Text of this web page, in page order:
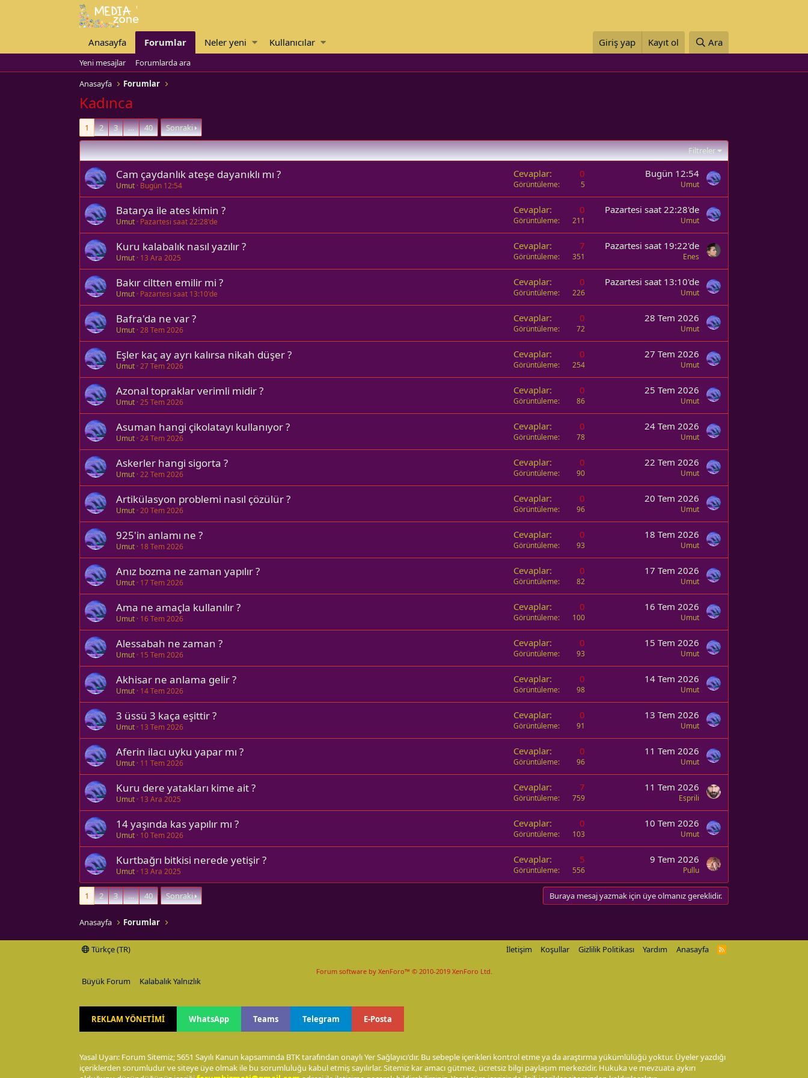
Anasayfa Forumlar Neler yeni Kullanıcılar Giriş yap Kayıt ol Ara
Yeni mesajlar
Forumlarda ara
Anasayfa
Forumlar
Kadınca
1 2 3 … 40 Sonraki
Filtreler
Cam çaydanlık ateşe dayanıklı mı ?
Umut Bugün 12:54
Cevaplar 0
Görüntüleme 5
Bugün 12:54
Umut
Batarya ile ates kimin ?
Umut Pazartesi saat 22:28'de
Cevaplar 0
Görüntüleme 211
Pazartesi saat 22:28'de
Umut
Kuru kalabalık nasıl yazılır ?
Umut 13 Ara 2025
Cevaplar 7
Görüntüleme 351
Pazartesi saat 19:22'de
Enes
Bakır ciltten emilir mi ?
Umut Pazartesi saat 13:10'de
Cevaplar 0
Görüntüleme 226
Pazartesi saat 13:10'de
Umut
Bafra'da ne var ?
Umut 28 Tem 2026
Cevaplar 0
Görüntüleme 72
28 Tem 2026
Umut
Eşler kaç ay ayrı kalırsa nikah düşer ?
Umut 27 Tem 2026
Cevaplar 0
Görüntüleme 254
27 Tem 2026
Umut
Azonal topraklar verimli midir ?
Umut 25 Tem 2026
Cevaplar 0
Görüntüleme 86
25 Tem 2026
Umut
Asuman hangi çikolatayı kullanıyor ?
Umut 24 Tem 2026
Cevaplar 0
Görüntüleme 78
24 Tem 2026
Umut
Askerler hangi sigorta ?
Umut 22 Tem 2026
Cevaplar 0
Görüntüleme 90
22 Tem 2026
Umut
Artikülasyon problemi nasıl çözülür ?
Umut 20 Tem 2026
Cevaplar 0
Görüntüleme 96
20 Tem 2026
Umut
925'in anlamı ne ?
Umut 18 Tem 2026
Cevaplar 0
Görüntüleme 93
18 Tem 2026
Umut
Anız bozma ne zaman yapılır ?
Umut 17 Tem 2026
Cevaplar 0
Görüntüleme 82
17 Tem 2026
Umut
Ama ne amaçla kullanılır ?
Umut 16 Tem 2026
Cevaplar 0
Görüntüleme 100
16 Tem 2026
Umut
Alessabah ne zaman ?
Umut 15 Tem 2026
Cevaplar 0
Görüntüleme 93
15 Tem 2026
Umut
Akhisar ne anlama gelir ?
Umut 14 Tem 2026
Cevaplar 0
Görüntüleme 98
14 Tem 2026
Umut
3 üssü 3 kaça eşittir ?
Umut 13 Tem 2026
Cevaplar 0
Görüntüleme 91
13 Tem 2026
Umut
Aferin ilacı uyku yapar mı ?
Umut 11 Tem 2026
Cevaplar 0
Görüntüleme 96
11 Tem 2026
Umut
Kuru dere yatakları kime ait ?
Umut 13 Ara 2025
Cevaplar 7
Görüntüleme 759
11 Tem 2026
Esprili
14 yaşında kas yapılır mı ?
Umut 10 Tem 2026
Cevaplar 0
Görüntüleme 103
10 Tem 2026
Umut
Kurtbağrı bitkisi nerede yetişir ?
Umut 13 Ara 2025
Cevaplar 5
Görüntüleme 556
9 Tem 2026
Pullu
1 2 3 … 40 Sonraki Buraya mesaj yazmak için üye olmanız gereklidir.
Anasayfa Forumlar
Türkçe (TR) İletişim Koşullar Gizlilik Politikası Yardım Anasayfa
R
Forum software by XenForo™ © 2010-2019 XenForo Ltd.
Büyük Forum Kalabalık Yalnızlık
REKLAM YÖNETİMİ WhatsApp Teams Telegram E-Posta
Yasal Uyarı: Forum Sitemiz; 5651 Sayılı Kanun kapsamında BTK tarafından onaylı Yer Sağlayıcı'dır. Bu sebeple içerikleri kontrol etme ya da araştırma yükümlülüğü yoktur. Üyeler yazdığı
içeriklerden sorumludur ve siteye üye olmak ile bu sorumluluğu kabul etmiş sayılırlar. Sitemiz kar amacı gütmez, ücretsiz bilgi paylaşım merkezidir. Hukuka ve mevzuata aykırı